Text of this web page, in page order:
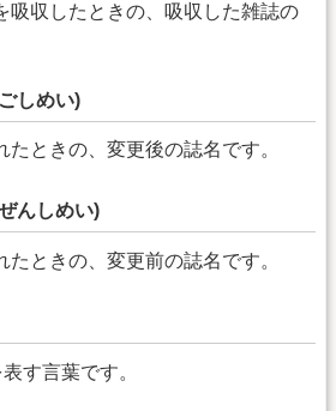
吸収したときの、吸収した雑誌の
しめい)
ときの、変更後の誌名です。
んしめい)
ときの、変更前の誌名です。
す言葉です。